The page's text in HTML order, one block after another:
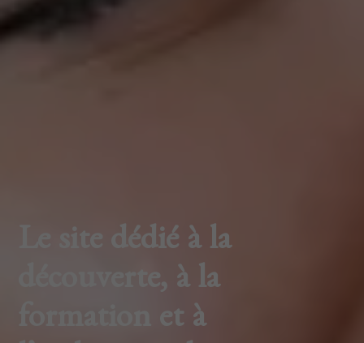
Le site dédié à la
découverte, à la
formation et à